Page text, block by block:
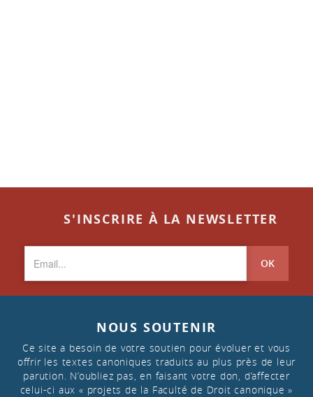
S'INSCRIRE À LA NEWSLETTER
OK
NOUS SOUTENIR
Ce site a besoin de votre soutien pour évoluer et vous
offrir les textes canoniques traduits au plus près de leur
parution. N’oubliez pas, en faisant votre don, d’affecter
celui-ci aux « projets de la Faculté de Droit canonique »